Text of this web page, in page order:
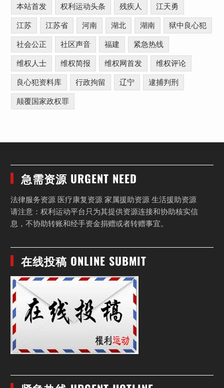
本站首发 权利运动头条 残疾人 江天勇
江苏 江苏省 河南 湖北 湖南 狱中良心犯
社会公正 社区声音 福建 紧急热线
维权人士 维权简报 维权网首发 维权评论
良心犯资料库 行政拘留 辽宁 逮捕判刑
颠覆国家政权罪
急需资源 URGENT NEED
法律服务资源 医疗康复资源 家属援助资源 生活援助资源
请注意：权利运动平台只为其提供资源连接和协助核实信
息，不协助转账和经手资金捐赠或者转赠事宜。
在线投稿 ONLINE SUBMIT